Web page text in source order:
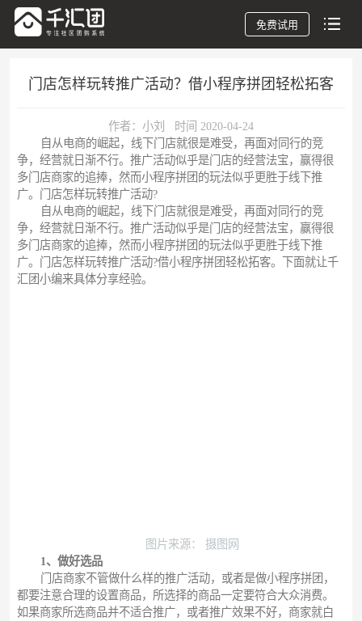
免费试用
门店怎样玩转推广活动？借小程序拼团轻松拓客
作者：小刘 时间 2020-04-24
自从电商的崛起，线下门店就很是难受，再面对同行的竞
争，经营就日渐不行。推广活动似乎是门店的经营法宝，赢得很
多门店商家的追捧，然而小程序拼团的玩法似乎更胜于线下推
广。门店怎样玩转推广活动?
自从电商的崛起，线下门店就很是难受，再面对同行的竞
争，经营就日渐不行。推广活动似乎是门店的经营法宝，赢得很
多门店商家的追捧，然而小程序拼团的玩法似乎更胜于线下推
广。门店怎样玩转推广活动?借小程序拼团轻松拓客。下面就让千
汇团小编来具体分享经验。
图片来源： 摄图网
1、做好选品
门店商家不管做什么样的推广活动，或者是做小程序拼团，
都要注意合理的设置商品，所选择的商品一定要符合大众消费。
如果商家所选商品并不适合推广，或者推广效果不好，商家就白